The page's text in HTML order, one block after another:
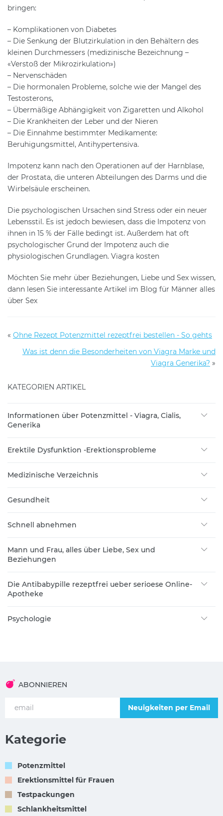
bringen:
– Komplikationen von Diabetes
– Die Senkung der Blutzirkulation in den Behältern des
kleinen Durchmessers (medizinische Bezeichnung –
«Verstoß der Mikrozirkulation»)
– Nervenschäden
– Die hormonalen Probleme, solche wie der Mangel des
Testosterons,
– Übermäßige Abhängigkeit von Zigaretten und Alkohol
– Die Krankheiten der Leber und der Nieren
– Die Einnahme bestimmter Medikamente:
Beruhigungsmittel, Antihypertensiva.
Impotenz kann nach den Operationen auf der Harnblase,
der Prostata, die unteren Abteilungen des Darms und die
Wirbelsäule erscheinen.
Die psychologischen Ursachen sind Stress oder ein neuer
Lebensstil. Es ist jedoch bewiesen, dass die Impotenz von
ihnen in 15 % der Fälle bedingt ist. Außerdem hat oft
psychologischer Grund der Impotenz auch die
physiologischen Grundlagen. Viagra kosten
Möchten Sie mehr über Beziehungen, Liebe und Sex wissen,
dann lesen Sie interessante Artikel im Blog für Männer alles
über Sex
« Ohne Rezept Potenzmittel rezeptfrei bestellen - So gehts
Was ist denn die Besonderheiten von Viagra Marke und
Viagra Generika? »
KATEGORIEN ARTIKEL
Informationen über Potenzmittel - Viagra, Cialis,
Generika
Erektile Dysfunktion -Erektionsprobleme
Medizinische Verzeichnis
Gesundheit
Schnell abnehmen
Mann und Frau, alles über Liebe, Sex und
Beziehungen
Die Antibabypille rezeptfrei ueber serioese Online-
Apotheke
Psychologie
ABONNIEREN
Neuigkeiten per Email
Kategorie
Potenzmittel
Erektionsmittel für Frauen
Testpackungen
Schlankheitsmittel